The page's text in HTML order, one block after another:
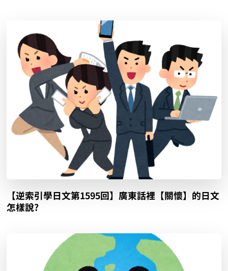
【逆索引學日文第1595回】廣東話裡【關懷】的日文
怎樣說?